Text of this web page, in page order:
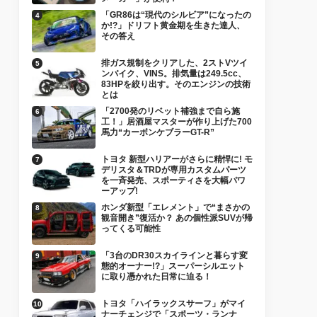
「GR86は“現代のシルビア”になったの
か!?」ドリフト黄金期を生きた達人、
その答え
排ガス規制をクリアした、2ストVツイ
ンバイク、VINS。排気量は249.5cc、
83HPを絞り出す。そのエンジンの技術
とは
「2700発のリベット補強まで自ら施
工！」居酒屋マスターが作り上げた700
馬力“カーボンケブラーGT-R”
トヨタ 新型ハリアーがさらに精悍に! モ
デリスタ＆TRDが専用カスタムパーツ
を一斉発売、スポーティさを大幅パワ
ーアップ!
ホンダ新型「エレメント」で“まさかの
観音開き”復活か？ あの個性派SUVが帰
ってくる可能性
「3台のDR30スカイラインと暮らす変
態的オーナー!?」スーパーシルエット
に取り憑かれた日常に迫る！
トヨタ「ハイラックスサーフ」がマイ
ナーチェンジで「スポーツ・ランナ